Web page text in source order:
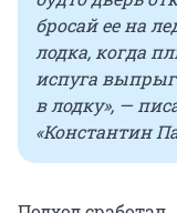
бросай ее на
лодка, когда
испуга
в лодку», —
«Константин